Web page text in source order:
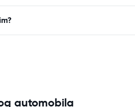
automobila